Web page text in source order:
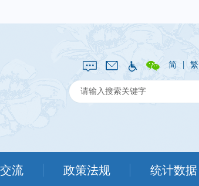
简 | 繁
流 政策法规 统计数据